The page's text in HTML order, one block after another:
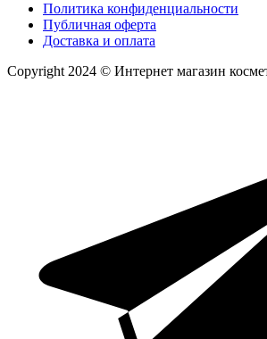
Политика конфиденциальности
Публичная оферта
Доставка и оплата
Copyright 2024 © Интернет магазин